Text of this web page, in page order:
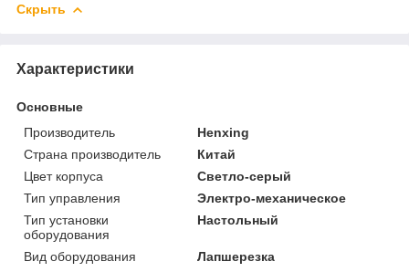
Скрыть
Характеристики
Основные
Производитель
Henxing
Страна производитель
Китай
Цвет корпуса
Светло-серый
Тип управления
Электро-механическое
Тип установки
оборудования
Настольный
Вид оборудования
Лапшерезка